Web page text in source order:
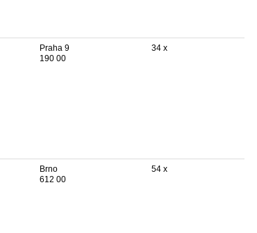
Praha 9
190 00
34 x
Brno
612 00
54 x